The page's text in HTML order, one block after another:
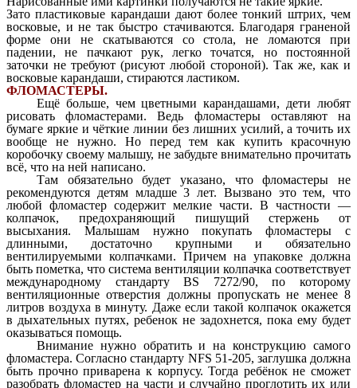
Зато пластиковые карандаши дают более тонкий штрих, чем
восковые, и не так быстро стачиваются. Благодаря граненой
форме они не скатываются со стола, не ломаются при
падении, не пачкают рук, легко точатся, но постоянной
заточки не требуют (рисуют любой стороной). Так же, как и
восковые карандаши, стираются ластиком.
ФЛОМАСТЕРЫ.
Ещё больше, чем цветными карандашами, дети любят
рисовать фломастерами. Ведь фломастеры оставляют на
бумаге яркие и чёткие линии без лишних усилий, а точить их
вообще не нужно. Но перед тем как купить красочную
коробочку своему малышу, не забудьте внимательно прочитать
всё, что на ней написано.
Там обязательно будет указано, что фломастеры не
рекомендуются детям младше 3 лет. Вызвано это тем, что
любой фломастер содержит мелкие части. В частности —
колпачок, предохраняющий пишущий стержень от
высыхания. Малышам нужно покупать фломастеры с
длинными, достаточно крупными и обязательно
вентилируемыми колпачками. Причем на упаковке должна
быть пометка, что система вентиляции колпачка соответствует
международному стандарту BS 7272/90, по которому
вентиляционные отверстия должны пропускать не менее 8
литров воздуха в минуту. Даже если такой колпачок окажется
в дыхательных путях, ребенок не задохнется, пока ему будет
оказываться помощь.
Внимание нужно обратить и на конструкцию самого
фломастера. Согласно стандарту NFS 51-205, заглушка должна
быть прочно приварена к корпусу. Тогда ребёнок не сможет
разобрать фломастер на части и случайно проглотить их или